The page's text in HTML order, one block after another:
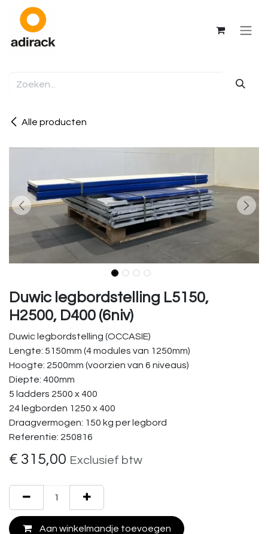
Overslaan naar inhoud
Alle producten
Duwic legbordstelling L5150,
H2500, D400 (6niv)
Duwic legbordstelling (OCCASIE)
Lengte: 5150mm (4 modules van 1250mm)
Hoogte: 2500mm (voorzien van 6 niveaus)
Diepte: 400mm
5 ladders 2500 x 400
24 legborden 1250 x 400
Draagvermogen: 150 kg per legbord
Referentie: 250816
€ 315,00 Exclusief btw
Aan winkelmandje toevoegen